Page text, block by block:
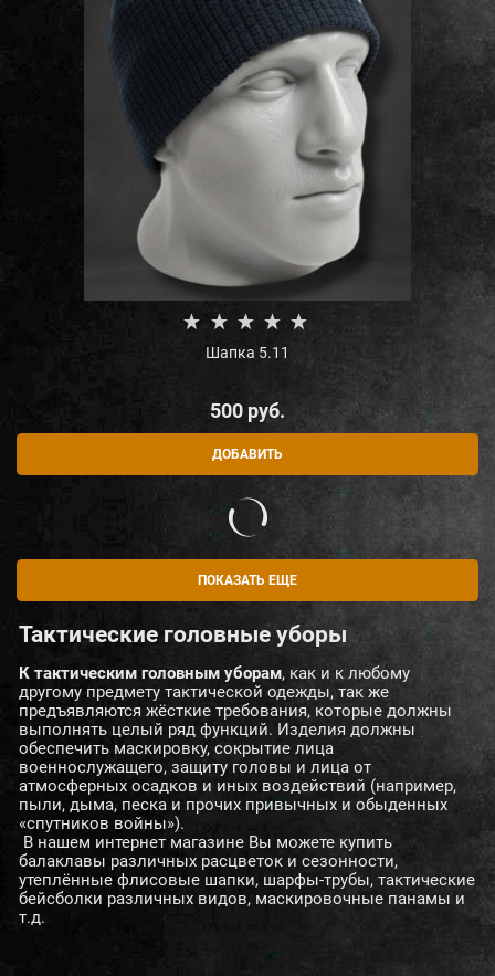
Шапка 5.11
500 руб.
ДОБАВИТЬ
ПОКАЗАТЬ ЕЩЕ
Тактические головные уборы
К тактическим головным уборам, как и к любому
другому предмету тактической одежды, так же
предъявляются жёсткие требования, которые должны
выполнять целый ряд функций. Изделия должны
обеспечить маскировку, сокрытие лица
военнослужащего, защиту головы и лица от
атмосферных осадков и иных воздействий (например,
пыли, дыма, песка и прочих привычных и обыденных
«спутников войны»).
В нашем интернет магазине Вы можете купить
балаклавы различных расцветок и сезонности,
утеплённые флисовые шапки, шарфы-трубы, тактические
бейсболки различных видов, маскировочные панамы и
т.д.